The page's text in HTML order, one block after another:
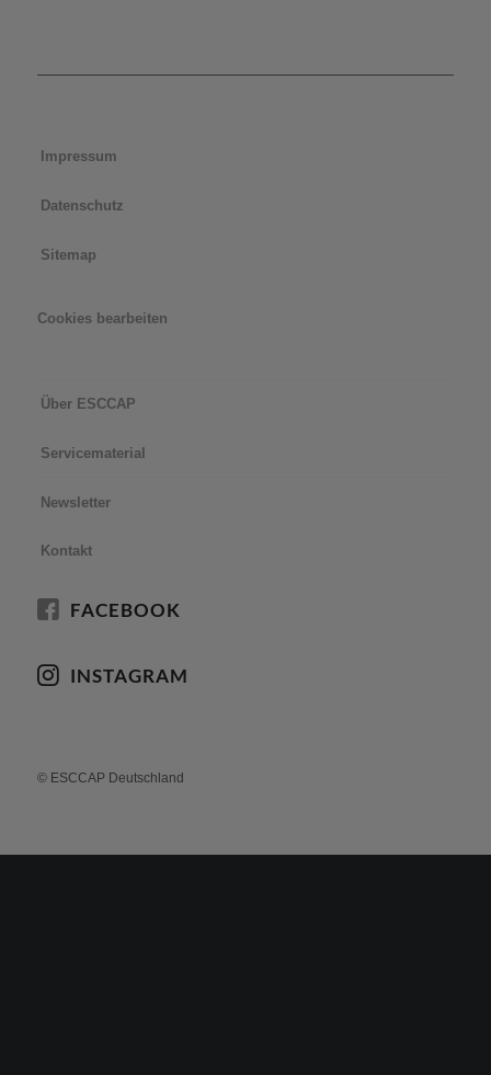
Impressum
Datenschutz
Sitemap
Cookies bearbeiten
Über ESCCAP
Servicematerial
Newsletter
Kontakt
FACEBOOK
INSTAGRAM
© ESCCAP Deutschland